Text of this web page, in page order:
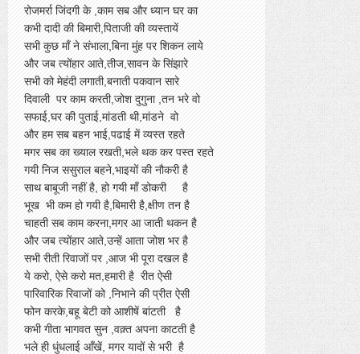
रोजमर्रा जिंदगी के ,काम सब और ध्यान घर का
कभी दादी की बिमारी,पिताजी की व्यस्तायें
सभी कुछ माँ ने संभाला,बिना मुंह पर शिकन लाये
और जब त्योंहार आते,तीज,सावन के सिंझारे
सभी को मेहंदी लगाती,बनाती पकवान सारे
दिवाली पर काम करती,जोश दुगुना ,तन भरे वो
सफाई,घर की पुताई,मांडती थी,मांडने वो
और हम सब बहन भाई,पढाई में व्यस्त रहते
मगर सब का ख्याल रखती,भले थक कर पस्त रहते
गयी निज ससुराल बहने,भाइयों की नौकरी है
साथ बाबूजी नहीं है, हो गयी माँ डोकरी है
भूख भी कम हो गयी है,बिमारी है,क्षीण तन है
चाहती सब काम करना,मगर आ जाती थकन है
और जब त्योंहार आते,उन्हें आता जोश भर है
सभी रीती रिवाजों पर ,आज भी पूरा दखल है
ये करो, ऐसे करो मत,हमारी है रीत ऐसी
पारिवारिक रिवाजों को ,निभाने की प्रीत ऐसी
फोन करके,बहू बेटी को आशीषें बांटती है
कभी गीता भागवत सुन ,वक़्त अपना काटती है
भले ही धुंधलाई आँखें, मगर यादों से भरी है